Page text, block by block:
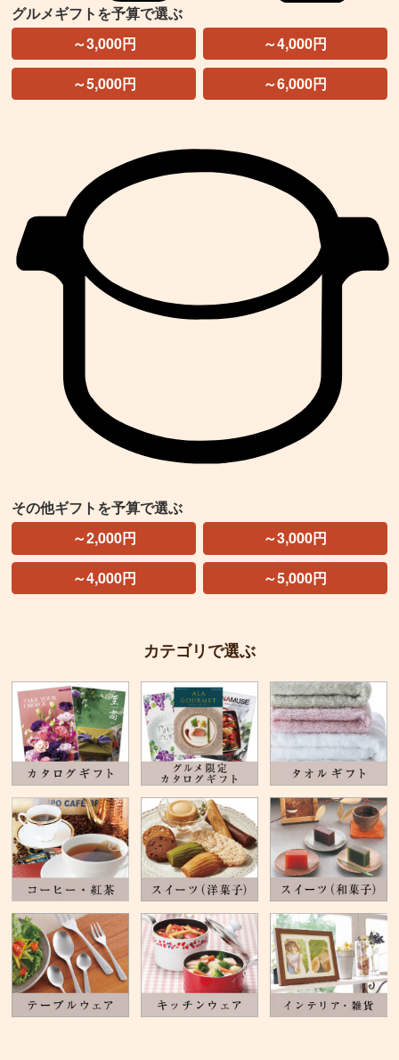
グルメギフトを予算で選ぶ
～3,000円
～4,000円
～5,000円
～6,000円
その他ギフトを予算で選ぶ
～2,000円
～3,000円
～4,000円
～5,000円
カテゴリで選ぶ